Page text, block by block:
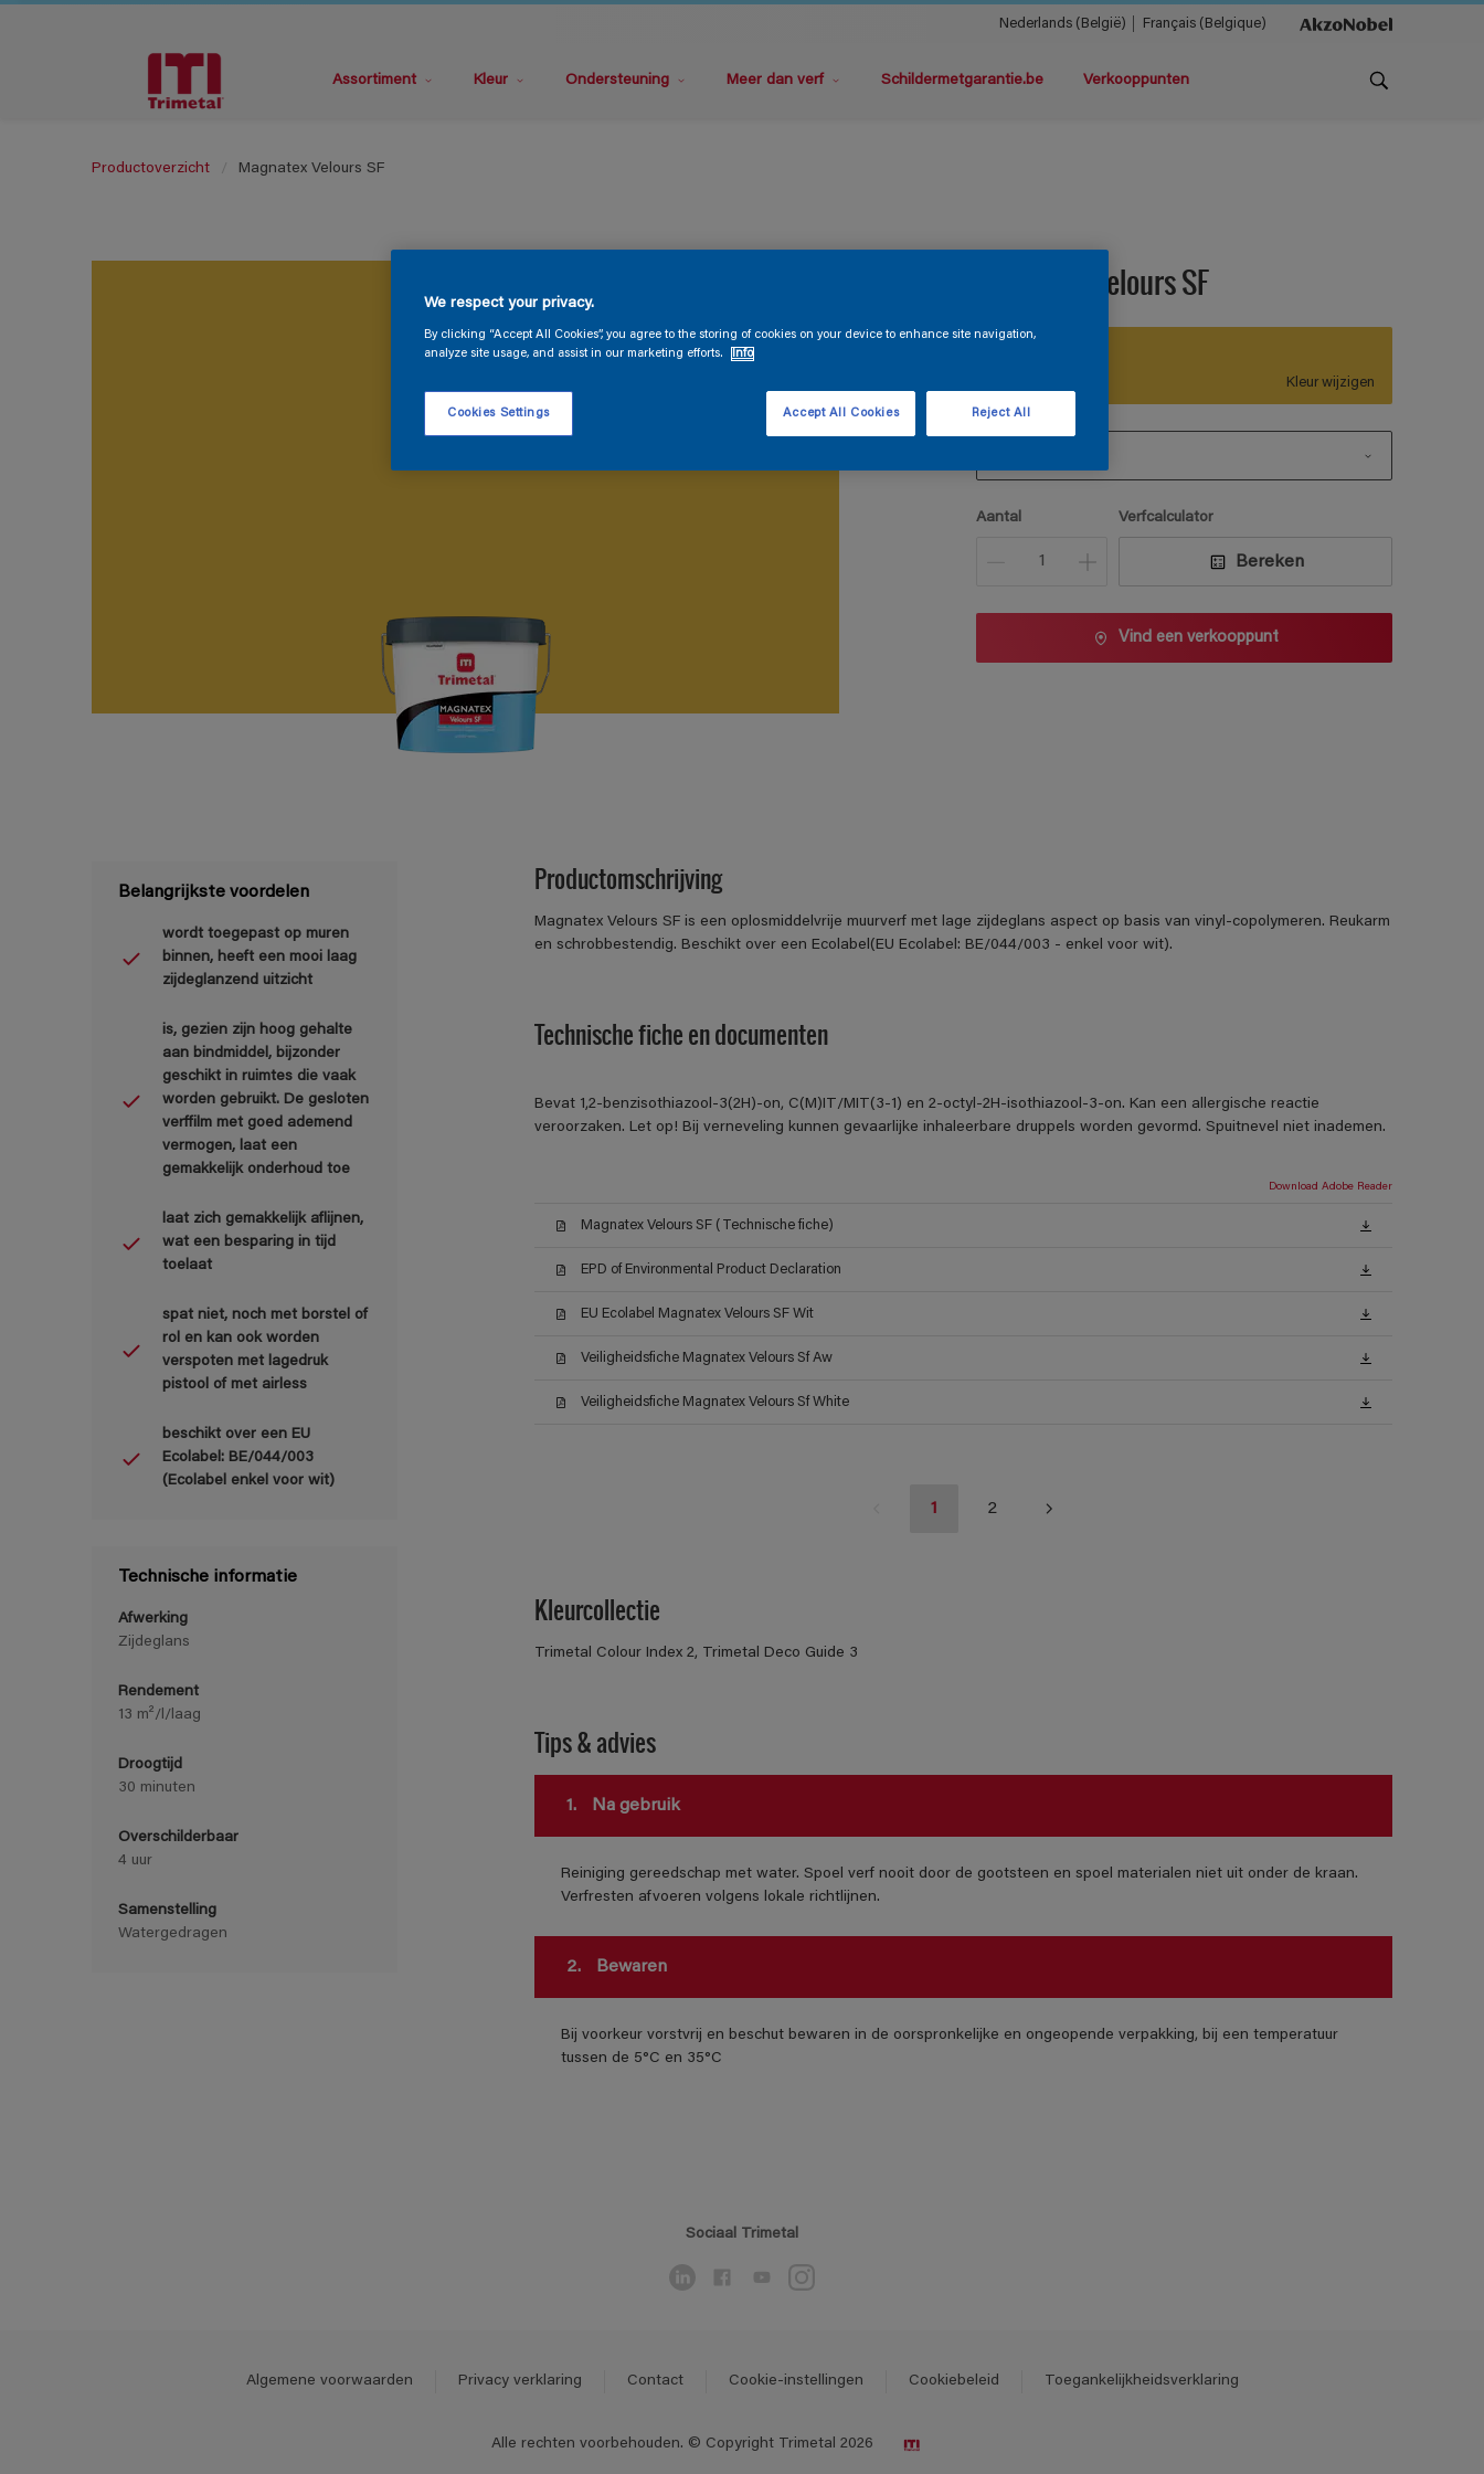
Nederlands (België) Français (Belgique)
Assortiment Kleur Ondersteuning Meer dan verf Schildermetgarantie.be Verkooppunten
Productoverzicht Magnatex Velours SF
Magnatex Velours SF
Kleur wijzigen
Aantal Verfcalculator
Bereken
Vind een verkooppunt
Belangrijkste voordelen
wordt toegepast op muren
binnen, heeft een mooi laag
zijdeglanzend uitzicht
is, gezien zijn hoog gehalte
aan bindmiddel, bijzonder
geschikt in ruimtes die vaak
worden gebruikt. De gesloten
verffilm met goed ademend
vermogen, laat een
gemakkelijk onderhoud toe
laat zich gemakkelijk aflijnen,
wat een besparing in tijd
toelaat
spat niet, noch met borstel of
rol en kan ook worden
verspoten met lagedruk
pistool of met airless
beschikt over een EU
Ecolabel: BE/044/003
(Ecolabel enkel voor wit)
Technische informatie
Afwerking
Zijdeglans
Rendement
13 m²/l/laag
Droogtijd
30 minuten
Overschilderbaar
4 uur
Samenstelling
Watergedragen
Productomschrijving
Magnatex Velours SF is een oplosmiddelvrije muurverf met lage zijdeglans aspect op basis van vinyl-copolymeren. Reukarm
en schrobbestendig. Beschikt over een Ecolabel(EU Ecolabel: BE/044/003 - enkel voor wit).
Technische fiche en documenten
Bevat 1,2-benzisothiazool-3(2H)-on, C(M)IT/MIT(3-1) en 2-octyl-2H-isothiazool-3-on. Kan een allergische reactie
veroorzaken. Let op! Bij verneveling kunnen gevaarlijke inhaleerbare druppels worden gevormd. Spuitnevel niet inademen.
Download Adobe Reader
Magnatex Velours SF (Technische fiche)
EPD of Environmental Product Declaration
EU Ecolabel Magnatex Velours SF Wit
Veiligheidsfiche Magnatex Velours Sf Aw
Veiligheidsfiche Magnatex Velours Sf White
1 2
Kleurcollectie
Trimetal Colour Index 2, Trimetal Deco Guide 3
Tips & advies
1. Na gebruik
Reiniging gereedschap met water. Spoel verf nooit door de gootsteen en spoel materialen niet uit onder de kraan.
Verfresten afvoeren volgens lokale richtlijnen.
2. Bewaren
Bij voorkeur vorstvrij en beschut bewaren in de oorspronkelijke en ongeopende verpakking, bij een temperatuur
tussen de 5°C en 35°C
Sociaal Trimetal
Algemene voorwaarden Privacy verklaring Contact Cookie-instellingen Cookiebeleid Toegankelijkheidsverklaring
Alle rechten voorbehouden. © Copyright Trimetal 2026
We respect your privacy.
By clicking “Accept All Cookies”, you agree to the storing of cookies on your device to enhance site navigation,
analyze site usage, and assist in our marketing efforts.
Info
Cookies Settings Reject All
Accept All Cookies